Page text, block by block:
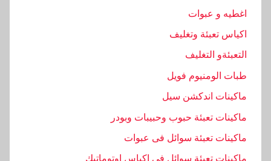
اغطيه و عبوات
اكياس تعبئة وتغليف
التعبئةو التغليف
طبات الومنيوم فويل
ماكينات اندكشن سيل
ماكينات تعبئة حبوب وحبيبات وبودر
ماكينات تعبئة سوائل فى عبوات
ماكينات تعبئة سوائل في اكياس اوتوماتيك